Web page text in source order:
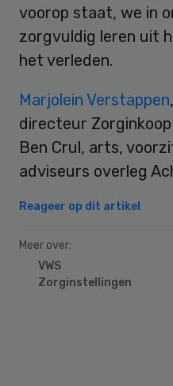
voorop staat, we in
zorgvuldig leren uit
het verleden.
Marjolein Verstappen
directeur Zorginkoop
Ben Crul, arts,
adviseurs overleg
Reageer op dit artikel
Meer over:
VWS
Zorginstellingen